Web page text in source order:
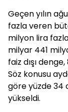
Geçen yılın
fazla veren
milyon lira
milyar 441
faiz dışı
Söz konusu
göre yüzde 34
yükseldi.